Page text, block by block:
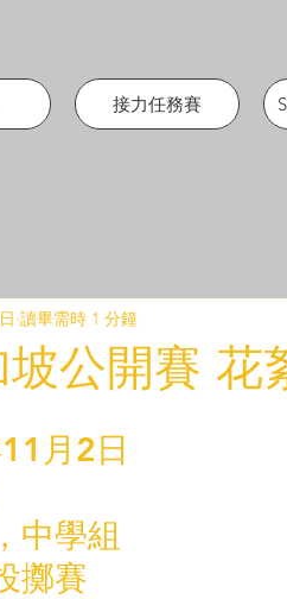
接力任務賽
公開賽 花
讀畢需時 1 分鐘
月2日
中學組
擲賽